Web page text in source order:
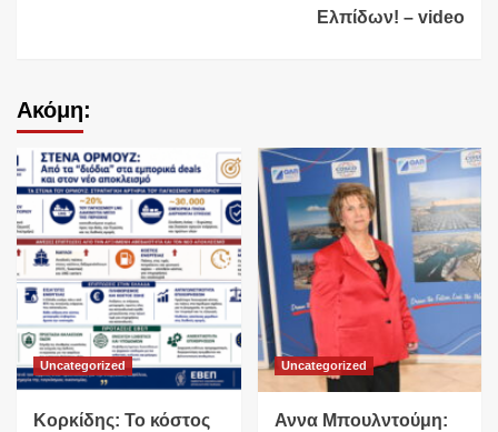
Ελπίδων! – video
Ακόμη:
Uncategorized
Κορκίδης: Το κόστος
Uncategorized
Αννα Μπουλντούμη: